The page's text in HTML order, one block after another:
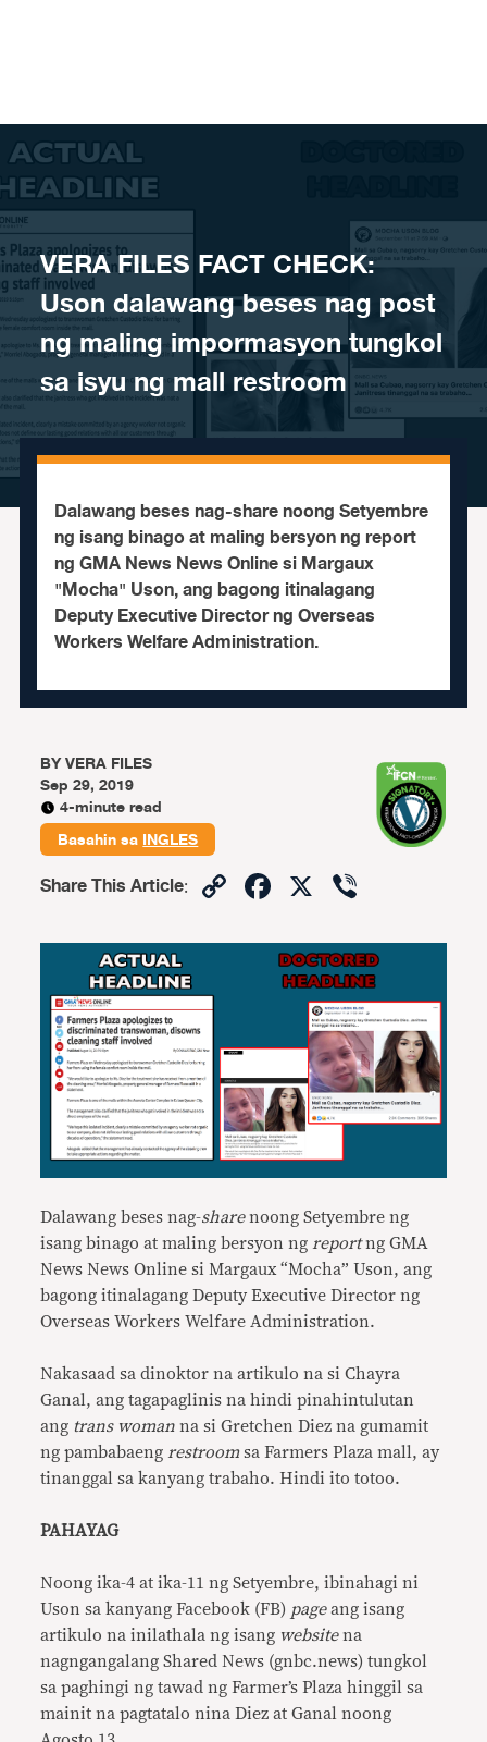
VERA FILES FACT CHECK:
Uson dalawang beses nag post
ng maling impormasyon tungkol
sa isyu ng mall restroom
Dalawang beses nag-share noong Setyembre
ng isang binago at maling bersyon ng report
ng GMA News News Online si Margaux
"Mocha" Uson, ang bagong itinalagang
Deputy Executive Director ng Overseas
Workers Welfare Administration.
BYVERA FILES
Sep 29, 2019
4-minute read
Basahin saINGLES
Share This Article: CopyFacebook
X
Dalawang beses nag-sharenoong Setyembre ng
isang binago at maling bersyon ngreportng GMA
News News Online si Margaux “Mocha” Uson, ang
bagong itinalagang Deputy Executive Director ng
Overseas Workers Welfare Administration.
Nakasaad sa dinoktor na artikulo na si Chayra
Ganal, ang tagapaglinis na hindi pinahintulutan
ang trans woman na si Gretchen Diez na gumamit
ng pambabaengrestroomsa Farmers Plaza mall, ay
tinanggal sa kanyang trabaho. Hindi ito totoo.
PAHAYAG
Noong ika-4 at ika-11 ng Setyembre, ibinahagi ni
Uson sa kanyang Facebook (FB) pageang isang
artikulo na inilathala ng isang websitena
nagngangalang Shared News (gnbc.news) tungkol
sa paghingi ng tawad ng Farmer’s Plaza hinggil sa
mainit na pagtatalo nina Diez at Ganal noong